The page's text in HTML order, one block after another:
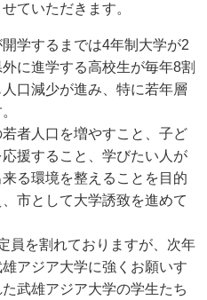
ていただきます。
学するまでは4年制大学が2
に進学する高校生が毎年8割
口減少が進み、特に若年層
者人口を増やすこと、子ど
援すること、学びたい人が
る環境を整えることを目的
市として大学誘致を進めて
員を割れておりますが、次年
アジア大学に強くお願いす
武雄アジア大学の学生たち